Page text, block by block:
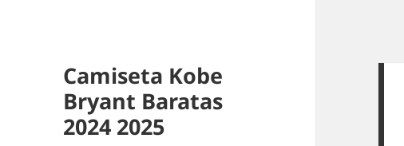
Camiseta Kobe
Bryant Baratas
2024 2025